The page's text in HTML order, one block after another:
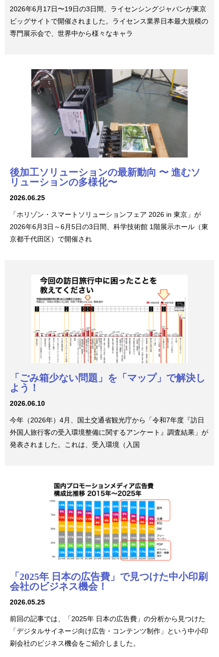
2026年6月17日〜19日の3日間、ライセンシングジャパンが東京
ビッグサイトで開催されました。ライセンス業界日本最大規模の
専門展示会で、世界中から様々なキャラ
後加工ソリューションの最新動向 〜 進むソ
リューションの多様化〜
2026.06.25
「ホリゾン・スマートソリューションフェア 2026 in 東京」が
2026年6月3日～6月5日の3日間、科学技術館 1階展示ホール（東
京都千代田区）で開催され
「ごみ箱少ない問題」を「マップ」で解決し
よう！
2026.06.10
今年（2026年）4月、国土交通省観光庁から「令和7年度『訪日
外国人旅行客の受入環境整備に関するアンケート』調査結果」が
発表されました。これは、受入環境（入国
「2025年 日本の広告費」で見つけた中小印刷
会社のビジネス機会！
2026.05.25
前回の記事では、「2025年 日本の広告費」の分析から見つけた
「デジタルサイネージ向け広告・コンテンツ制作」という中小印
刷会社のビジネス機会をご紹介しました。